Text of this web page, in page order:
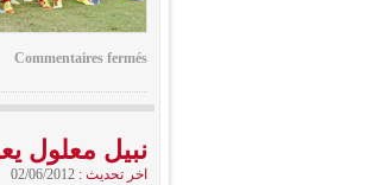
Commentaires fermés
نبيل معلول
اخر تحديث : 02/06/2012